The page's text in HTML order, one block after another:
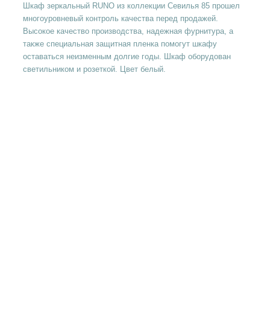
Шкаф зеркальный RUNO из коллекции Севилья 85 прошел
многоуровневый контроль качества перед продажей.
Высокое качество производства, надежная фурнитура, а
также специальная защитная пленка помогут шкафу
оставаться неизменным долгие годы. Шкаф оборудован
светильником и розеткой. Цвет белый.